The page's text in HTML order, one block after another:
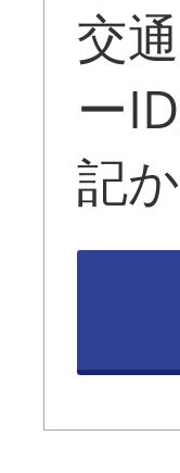
交
ー
記